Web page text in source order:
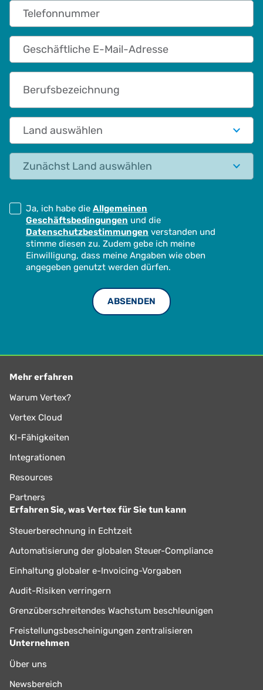
Telefonnummer
Geschäftliche E-Mail-Adresse
Land auswählen
Status
Ja, ich habe die Allgemeinen
Geschäftsbedingungen und die
Datenschutzbestimmungen verstanden und
stimme diesen zu. Zudem gebe ich meine
Einwilligung, dass meine Angaben wie oben
angegeben genutzt werden dürfen.
Mehr erfahren
Warum Vertex?
Vertex Cloud
KI-Fähigkeiten
Integrationen
Resources
Partners
Erfahren Sie, was Vertex für Sie tun kann
Steuerberechnung in Echtzeit
Automatisierung der globalen Steuer-Compliance
Einhaltung globaler e-Invoicing-Vorgaben
Audit-Risiken verringern
Grenzüberschreitendes Wachstum beschleunigen
Freistellungsbescheinigungen zentralisieren
Unternehmen
Über uns
Newsbereich